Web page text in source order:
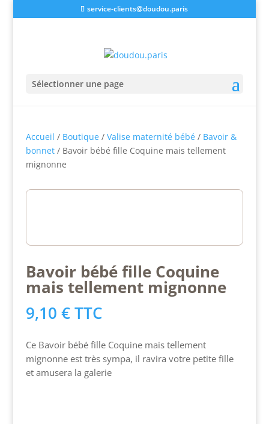
service-clients@doudou.paris
Sélectionner une page
Accueil / Boutique/ Valise maternité bébé/ Bavoir &
bonnet/ Bavoir bébé fille Coquine mais tellement
mignonne
Bavoir bébé fille Coquine
mais tellement mignonne
9,10 € TTC
Ce Bavoir bébé fille Coquine mais tellement
mignonne est très sympa, il ravira votre petite fille
et amusera la galerie